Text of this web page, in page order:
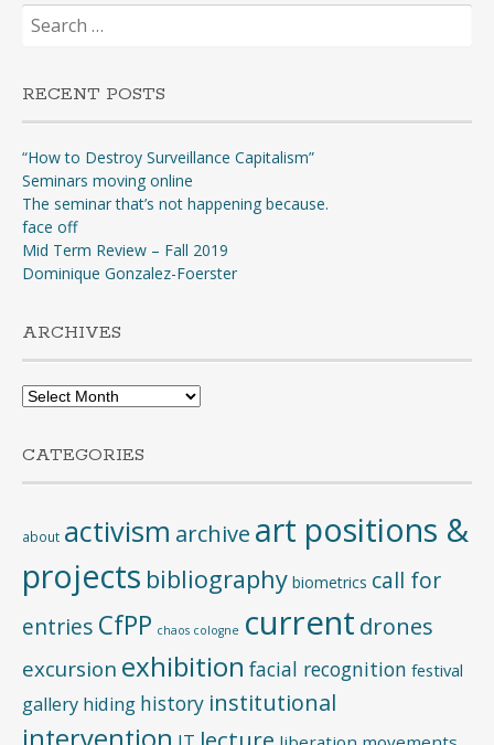
Search
for:
RECENT POSTS
“How to Destroy Surveillance Capitalism”
Seminars moving online
The seminar that’s not happening because.
face off
Mid Term Review – Fall 2019
Dominique Gonzalez-Foerster
ARCHIVES
Archives
CATEGORIES
about activism archive art positions &
projects bibliography biometrics call for
entries CfPP chaos cologne current drones
excursion exhibition facial recognition festival
gallery hiding history institutional